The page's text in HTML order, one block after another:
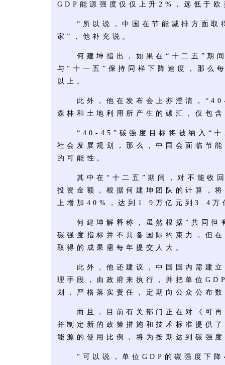
GDP能源强度仅仅上升2%，远低于
“所以说，中国在节能减排方面取
家”，他补充说。
何建坤指出，如果在“十二五”期间
与“十一五”保持同样下降速度，那么
以上。
此外，他在发布会上亦澄清，
森林和土地利用所产生的碳汇，仅包
“40-45”碳强度目标将被纳入“十
社会发展规划，那么，中国会面临节
的可能性。
其中在“十二五”期间，对不能收回
投资金额，根据何建坤团队的计算，
上增加40%，达到1.9万亿元到3.4万
何建坤解释称，虽然根据“共同但
碳强度指标并不具备国际约束力，但
取得的成果需每年提交人大。
此外，他还建议，中国国内需建立
理手段，由政府来执行，并把单位
划，严格落实责任，定期向公众公布
而且，目前有关部门正在对《可再
并制定新的政策措施和技术标准提供
能源的使用比例，将为按期达到碳强
“可以说，单位GDP的碳强度下降